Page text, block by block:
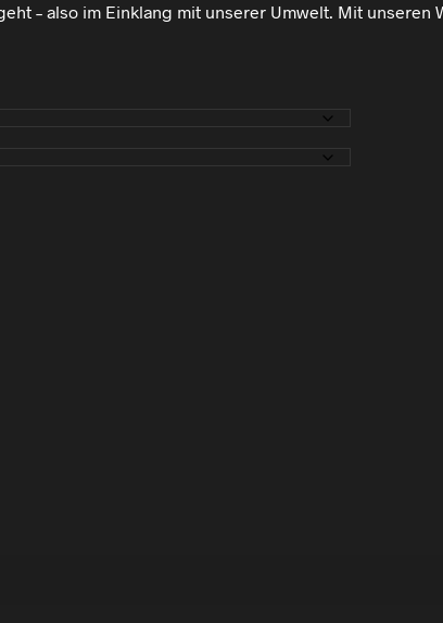
– also im Einklang mit unserer Umwelt. Mit unseren